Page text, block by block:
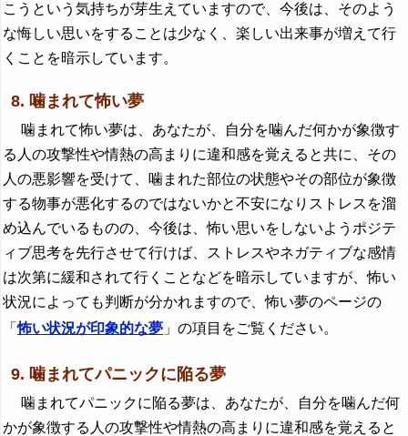
こうという気持ちが芽生えていますので、今後は、そのよう
な悔しい思いをすることは少なく、楽しい出来事が増えて行
くことを暗示しています。
8. 噛まれて怖い夢
噛まれて怖い夢は、あなたが、自分を噛んだ何かが象徴す
る人の攻撃性や情熱の高まりに違和感を覚えると共に、その
人の悪影響を受けて、噛まれた部位の状態やその部位が象徴
する物事が悪化するのではないかと不安になりストレスを溜
め込んでいるものの、今後は、怖い思いをしないようポジテ
ィブ思考を先行させて行けば、ストレスやネガティブな感情
は次第に緩和されて行くことなどを暗示していますが、怖い
状況によっても判断が分かれますので、怖い夢のページの
「怖い状況が印象的な夢 」の項目をご覧ください。
9. 噛まれてパニックに陥る夢
噛まれてパニックに陥る夢は、あなたが、自分を噛んだ何
かが象徴する人の攻撃性や情熱の高まりに違和感を覚えると